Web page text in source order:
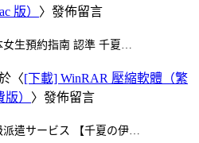
版） 〉發佈留言
生預約指南 認準 千夏…
〈[下載] WinRAR 壓縮軟體（繁
） 〉發佈留言
遣サービス 【千夏の伊…